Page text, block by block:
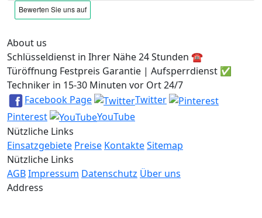
About us
Schlüsseldienst in Ihrer Nähe 24 Stunden ☎️
Türöffnung Festpreis Garantie | Aufsperrdienst ✅
Techniker in 15-30 Minuten vor Ort 24/7
Facebook Page
Twitter
Pinterest
YouTube
Nützliche Links
Einsatzgebiete Preise KontakteSitemap
Nützliche Links
AGBImpressum Datenschutz Über uns
Address